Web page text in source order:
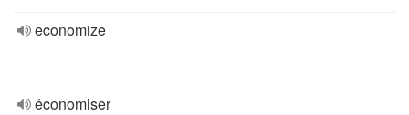
economize
économiser